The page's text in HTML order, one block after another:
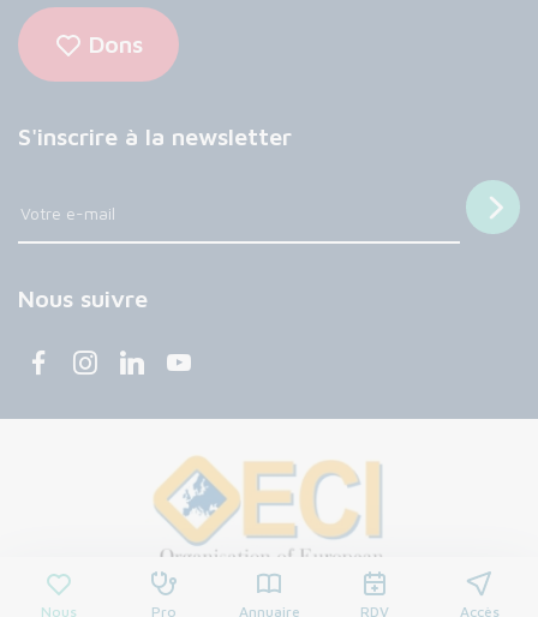
Nous Pro Annuaire RDV Accès
Dons
S'inscrire à la newsletter
Nous suivre